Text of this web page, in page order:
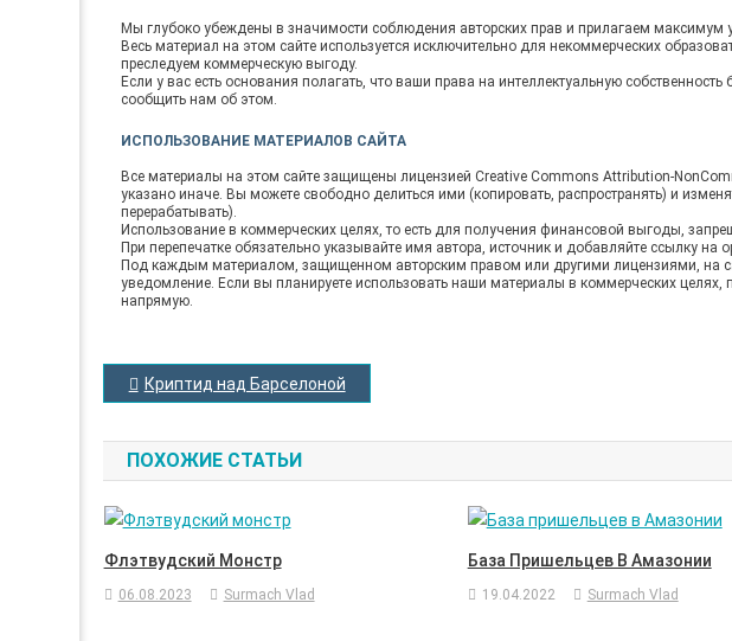
Мы глубоко убеждены в значимости соблюдения авторских прав и прилагаем максимум
Весь материал на этом сайте используется исключительно для некоммерческих
преследуем коммерческую выгоду.
Если у вас есть основания полагать, что ваши права на интеллектуальную
сообщить нам об этом.
ИСПОЛЬЗОВАНИЕ МАТЕРИАЛОВ САЙТА
Все материалы на этом сайте защищены лицензией Creative Commons Attribution-
указано иначе. Вы можете свободно делиться ими (копировать, распространять) и
перерабатывать).
Использование в коммерческих целях, то есть для получения финансовой выгоды,
При перепечатке обязательно указывайте имя автора, источник и добавляйте ссылку на
Под каждым материалом, защищенном авторским правом или другими лицензиями, на
уведомление. Если вы планируете использовать наши материалы в коммерческих целях,
напрямую.
НАВИГАЦИЯ
Криптид над Барселоной
ПОХОЖИЕ СТАТЬИ
Флэтвудский Монстр
06.08.2023 Surmach Vlad
База Пришельцев В Амазонии
19.04.2022 Surmach Vlad